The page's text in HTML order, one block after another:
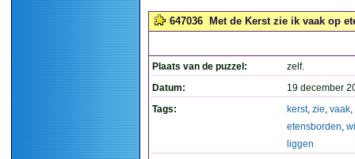
647036 Met de Kerst zie ik vaak op
Plaats van de puzzel:
zelf.
Datum:
19 december
Tags:
kerst, zie, vaak,
etensborden,
liggen